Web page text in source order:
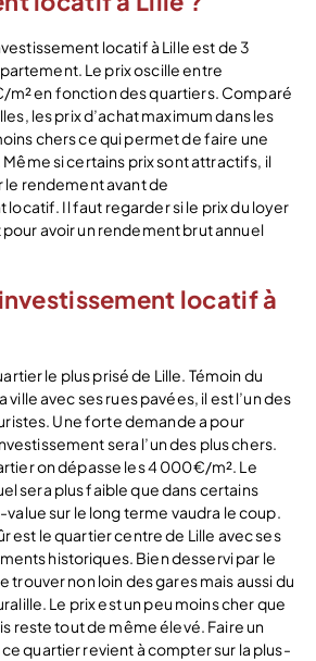
locatif à Lille est de 3
Le prix oscille entre
m² en fonction des quartiers. Comparé
les prix d’achat maximum dans les
chers ce qui permet de faire une
si certains prix sont attractifs, il
rendement avant de
locatif. Il faut regarder si le prix du loyer
avoir un rendement brut annuel
locatif à
le plus prisé de Lille. Témoin du
ville avec ses rues pavées, il est l’un des
Une forte demande a pour
sera l’un des plus chers.
on dépasse les 4 000€/m². Le
sera plus faible que dans certains
sur le long terme vaudra le coup.
est le quartier centre de Lille avec ses
historiques. Bien desservi par le
trouver non loin des gares mais aussi du
Le prix est un peu moins cher que
reste tout de même élevé. Faire un
quartier revient à compter sur la plus-